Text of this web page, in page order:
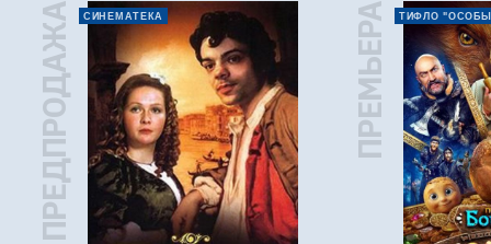
ПРЕДПРОДАЖА СИНЕМАТЕКА ПРЕМЬЕРА ТИФЛО